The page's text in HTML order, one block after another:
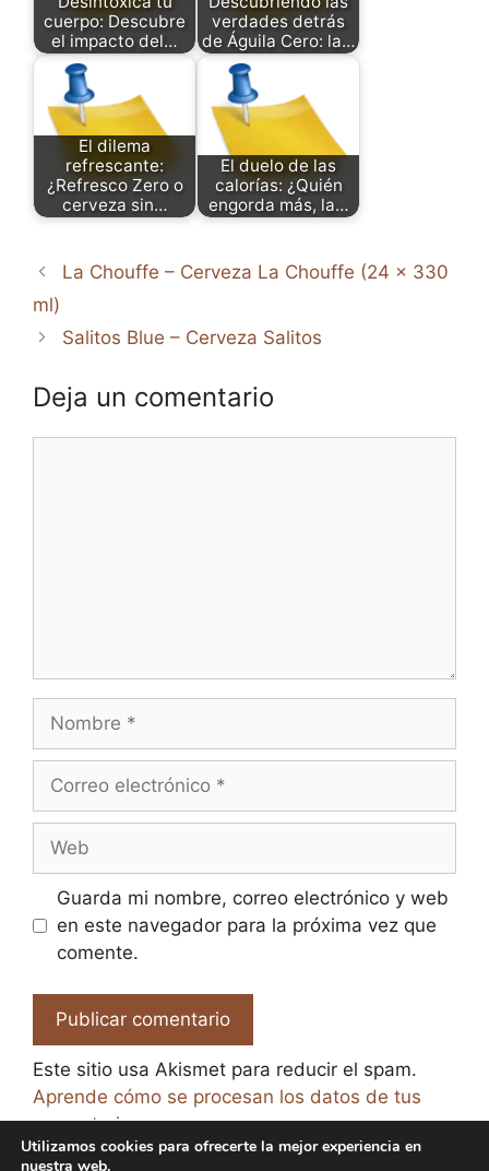
cuerpo: Descubre
el impacto del…
verdades detrás
de Águila Cero: la…
El dilema
refrescante:
¿Refresco Zero o
cerveza sin…
El duelo de las
calorías: ¿Quién
engorda más, la…
La Chouffe – Cerveza La Chouffe (24 x 330
ml)
Salitos Blue – Cerveza Salitos
Deja un comentario
electrónico
Guarda mi nombre, correo electrónico y web
en este navegador para la próxima vez que
comente.
Este sitio usa Akismet para reducir el spam.
Aprende cómo se procesan los datos de tus
comentarios.
Utilizamos cookies para ofrecerte la mejor experiencia en
nuestra web.